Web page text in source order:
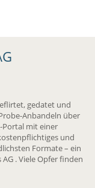
gedatet und
Anbandeln über
Portal mit einer
und
Formate – ein
. Viele Opfer finden